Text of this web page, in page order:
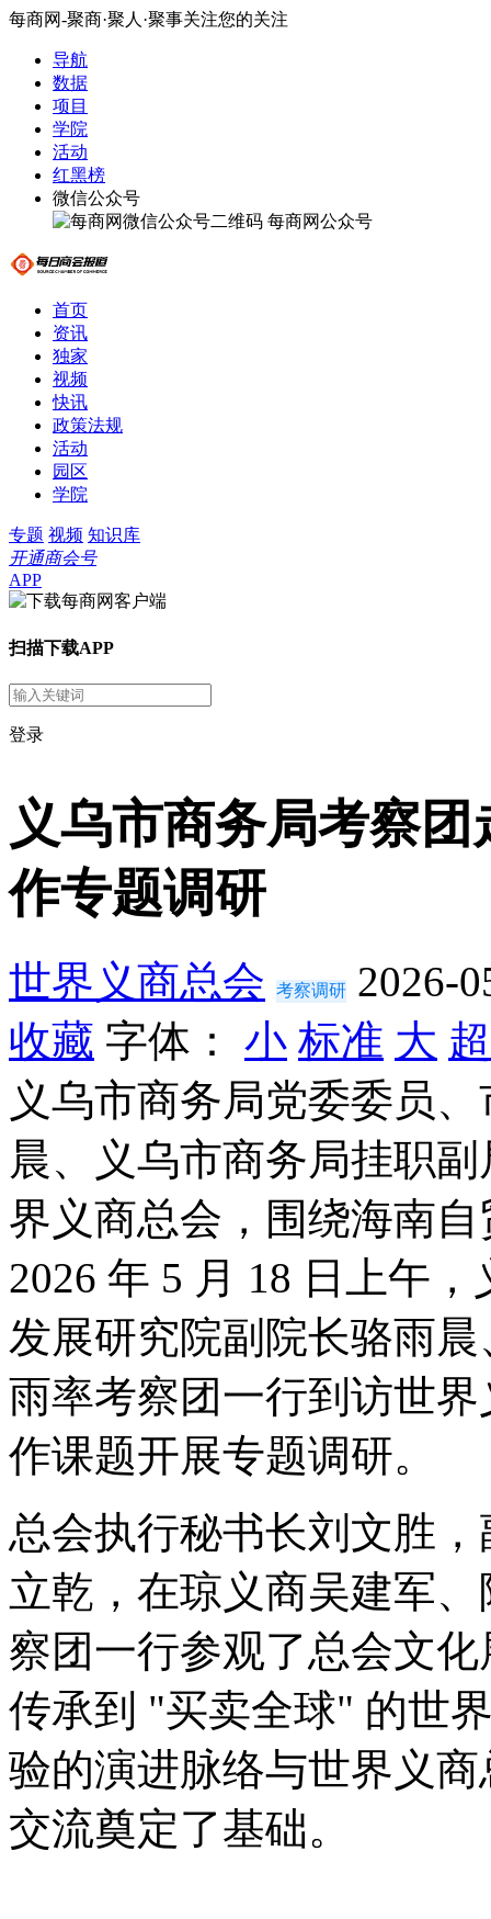
每商网-聚商·聚人·聚事关注您的关注
导航
数据
项目
学院
活动
红黑榜
微信公众号
每商网公众号
首页
资讯
独家
视频
快讯
政策法规
活动
园区
学院
专题 视频 知识库
开通商会号
APP
扫描下载APP
登录
义乌市商务局考察
作专题调研
世界义商总会 考察调研
2026-
收藏 字体： 小 标准 大
义乌市商务局党委委员
晨、义乌市商务局挂职
界义商总会，围绕海南
2026 年 5 月 18 日上午
发展研究院副院长骆雨
雨率考察团一行到访世
作课题开展专题调研。
总会执行秘书长刘文胜
立乾，在琼义商吴建军
察团一行参观了总会文
传承到 "买卖全球" 的世
验的演进脉络与世界义
交流奠定了基础。